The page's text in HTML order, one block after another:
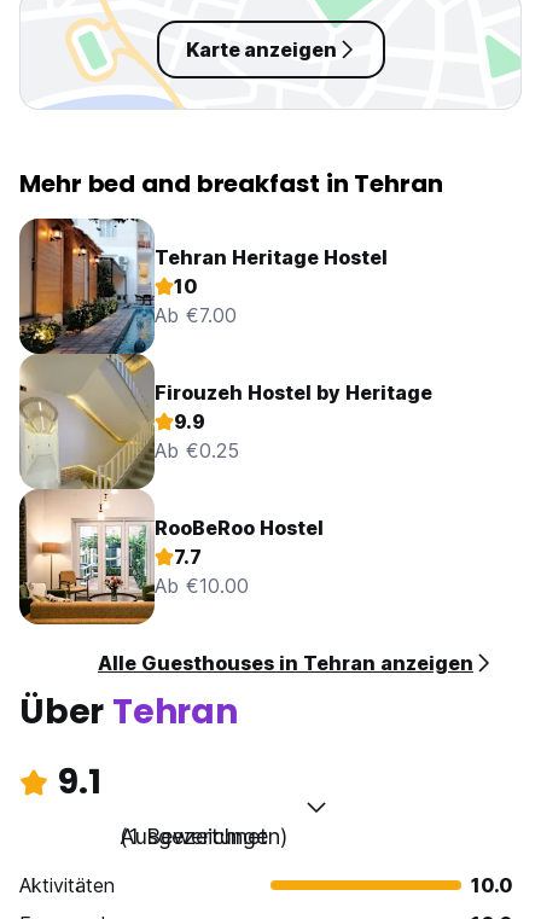
Karte anzeigen
Mehr bed and breakfast in Tehran
Tehran Heritage Hostel
10
Ab €7.00
Firouzeh Hostel by Heritage
9.9
Ab €0.25
RooBeRoo Hostel
7.7
Ab €10.00
Alle Guesthouses in Tehran anzeigen
Über Tehran
9.1
Ausgezeichnet
(1 Bewertungen)
Aktivitäten
10.0